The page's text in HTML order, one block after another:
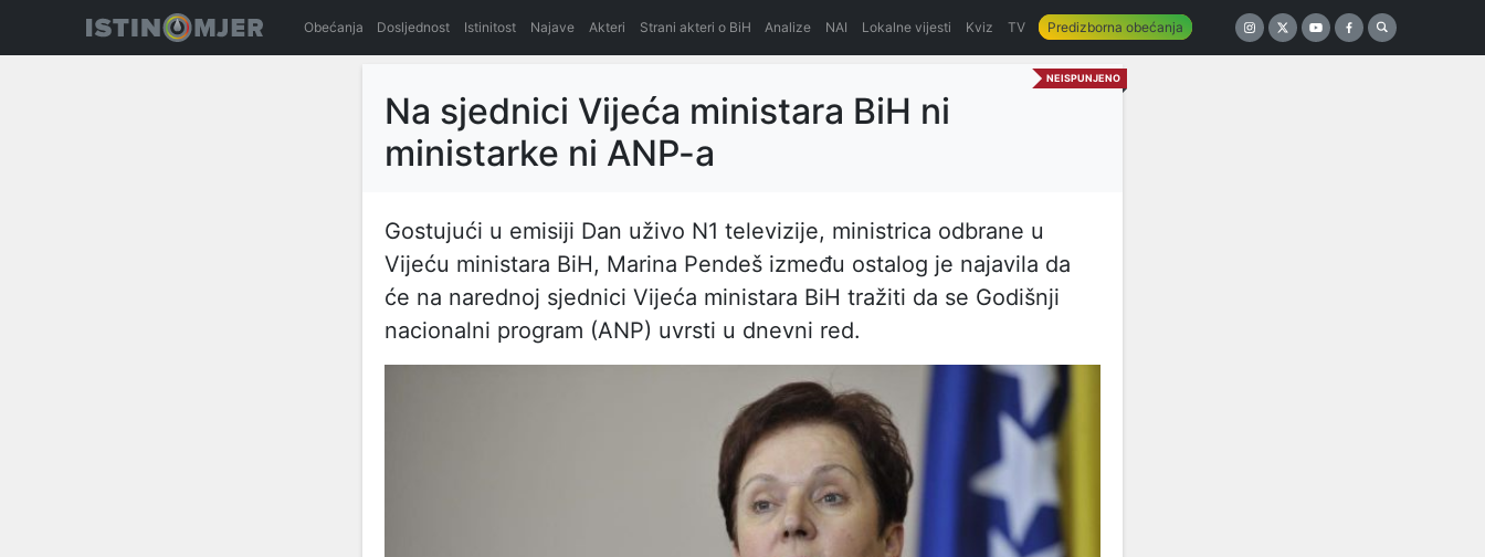
Obećanja Dosljednost Istinitost Najave Akteri Strani akteri o BiH Analize NAI Lokalne vijesti Kviz TV Predizborna obećanja
NEISPUNJENO
Na sjednici Vijeća ministara BiH ni
ministarke ni ANP-a
Gostujući u emisiji Dan uživo N1 televizije, ministrica odbrane u
Vijeću ministara BiH, Marina Pendeš između ostalog je najavila da
će na narednoj sjednici Vijeća ministara BiH tražiti da se Godišnji
nacionalni program (ANP) uvrsti u dnevni red.